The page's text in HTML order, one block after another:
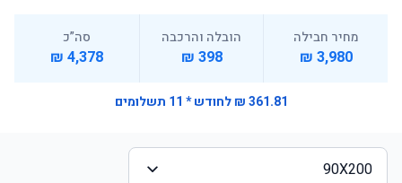
מחיר חבילה
3,980 ₪
הובלה והרכבה
398 ₪
סה”כ
4,378 ₪
361.81 ₪ לחודש * 11 תשלומים
90X200